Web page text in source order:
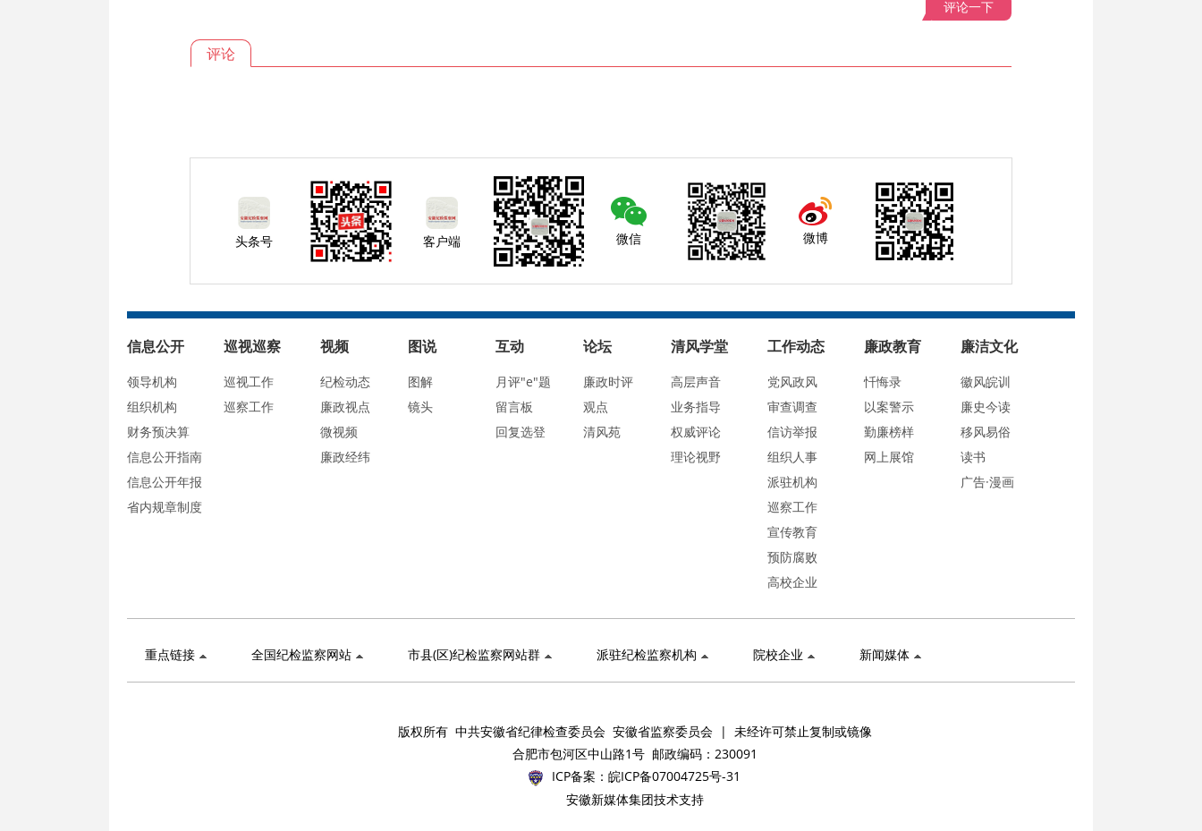
评论一下
评论
头条号 客户端 微信 微博
信息公开
领导机构
组织机构
财务预决算
信息公开指南
信息公开年报
省内规章制度
巡视巡察
巡视工作
巡察工作
视频
纪检动态
廉政视点
微视频
廉政经纬
图说
图解
镜头
互动
月评"e"题
留言板
回复选登
论坛
廉政时评
观点
清风苑
清风学堂
高层声音
业务指导
权威评论
理论视野
工作动态
党风政风
审查调查
信访举报
组织人事
派驻机构
巡察工作
宣传教育
预防腐败
高校企业
廉政教育
忏悔录
以案警示
勤廉榜样
网上展馆
廉洁文化
徽风皖训
廉史今读
移风易俗
读书
广告·漫画
重点链接 全国纪检监察网站 市县(区)纪检监察网站群 派驻纪检监察机构 院校企业 新闻媒体
版权所有 中共安徽省纪律检查委员会 安徽省监察委员会 | 未经许可禁止复制或镜像
合肥市包河区中山路1号 邮政编码：230091
ICP备案： 皖ICP备07004725号-31
安徽新媒体集团技术支持